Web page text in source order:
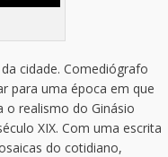
cidade. Comediógrafo
para uma época em que
o realismo do Ginásio
XIX. Com uma escrita
do cotidiano,